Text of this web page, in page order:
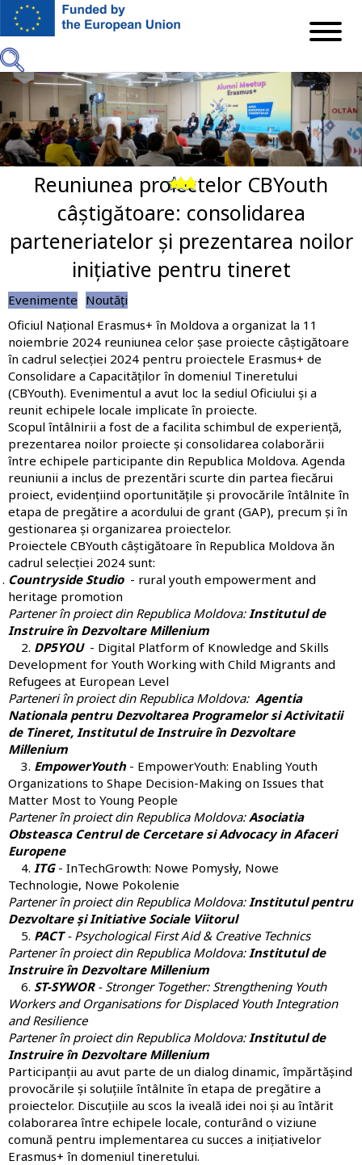
Mergi
principal
PreviousReuniunea proiectelor CBYouth
câștigătoare: consolidarea
parteneriatelor și prezentarea noilor
inițiative pentru tineret
Evenimente Noutăți
Oficiul Național Erasmus+ în Moldova a organizat la 11
noiembrie 2024 reuniunea celor șase proiecte câștigătoare
în cadrul selecției 2024 pentru proiectele Erasmus+ de
Consolidare a Capacităților în domeniul Tineretului
(CBYouth). Evenimentul a avut loc la sediul Oficiului și a
reunit echipele locale implicate în proiecte.
Scopul întâlnirii a fost de a facilita schimbul de experiență,
prezentarea noilor proiecte și consolidarea colaborării
între echipele participante din Republica Moldova. Agenda
reuniunii a inclus de prezentări scurte din partea fiecărui
proiect, evidențiind oportunitățile și provocările întâlnite în
etapa de pregătire a acordului de grant (GAP), precum și în
gestionarea și organizarea proiectelor.
Proiectele CBYouth câștigătoare în Republica Moldova ăn
cadrul selecției 2024 sunt:
Countryside Studio- rural youth empowerment and
heritage promotion
Partener în proiect din Republica Moldova:Institutul de
Instruire în Dezvoltare Millenium
2. DP5YOU- Digital Platform of Knowledge and Skills
Development for Youth Working with Child Migrants and
Refugees at European Level
Parteneri în proiect din Republica Moldova: Agentia
Nationala pentru Dezvoltarea Programelor si Activitatii
de Tineret, Institutul de Instruire în Dezvoltare
Millenium
3. EmpowerYouth- EmpowerYouth: Enabling Youth
Organizations to Shape Decision-Making on Issues that
Matter Most to Young People
Partener în proiect din Republica Moldova:Asociatia
Obsteasca Centrul de Cercetare si Advocacy in Afaceri
Europene
4. ITG- InTechGrowth: Nowe Pomysły, Nowe
Technologie, Nowe Pokolenie
Partener în proiect din Republica Moldova: Institutul pentru
Dezvoltare și Initiative Sociale Viitorul
5. PACT- Psychological First Aid & Creative Technics
Partener în proiect din Republica Moldova: Institutul de
Instruire în Dezvoltare Millenium
6. ST-SYWOR - Stronger Together: Strengthening Youth
Workers and Organisations for Displaced Youth Integration
and Resilience
Partener în proiect din Republica Moldova: Institutul de
Instruire în Dezvoltare Millenium
Participanții au avut parte de un dialog dinamic, împărtășind
provocările și soluțiile întâlnite în etapa de pregătire a
proiectelor. Discuțiile au scos la iveală idei noi și au întărit
colaborarea între echipele locale, conturând o viziune
comună pentru implementarea cu succes a inițiativelor
Erasmus+ în domeniul tineretului.